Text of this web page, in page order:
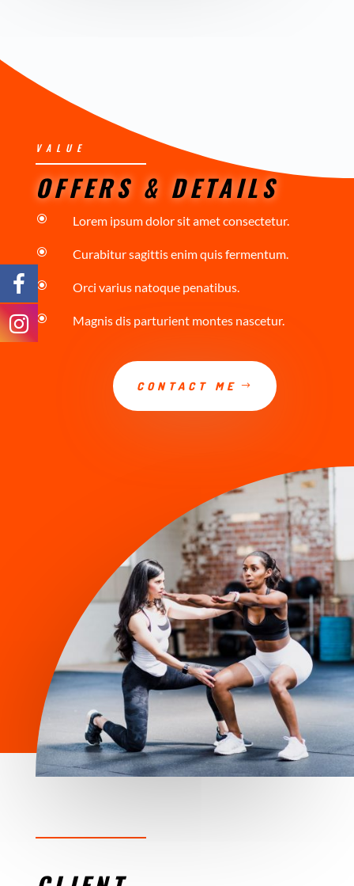
VALUE
OFFERS & DETAILS
\ Lorem ipsum dolor sit amet consectetur.
\ Curabitur sagittis enim quis fermentum.
\ Orci varius natoque penatibus.
\ Magnis dis parturient montes nascetur.
CONTACT ME